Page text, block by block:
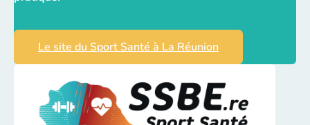
Le site du Sport Santé à La Réunion